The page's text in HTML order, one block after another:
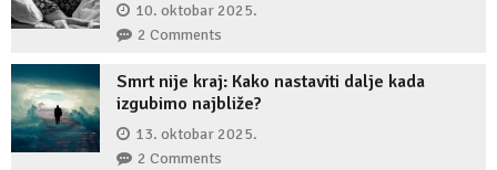
10. oktobar 2025.
2 Comments
Smrt nije kraj: Kako nastaviti dalje kada
izgubimo najbliže?
13. oktobar 2025.
2 Comments